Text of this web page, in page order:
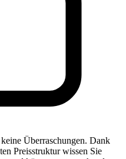
Überraschungen. Dank
Preisstruktur wissen Sie